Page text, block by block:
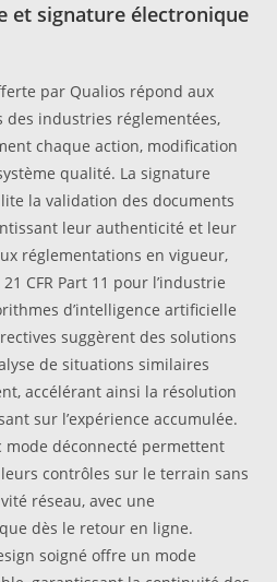
et signature électronique
par Qualios répond aux
des industries réglementées,
chaque action, modification
qualité. La signature
la validation des documents
leur authenticité et leur
réglementations en vigueur,
CFR Part 11 pour l’industrie
d’intelligence artificielle
suggèrent des solutions
de situations similaires
accélérant ainsi la résolution
sur l’expérience accumulée.
mode déconnecté permettent
contrôles sur le terrain sans
réseau, avec une
dès le retour en ligne.
soigné offre un mode